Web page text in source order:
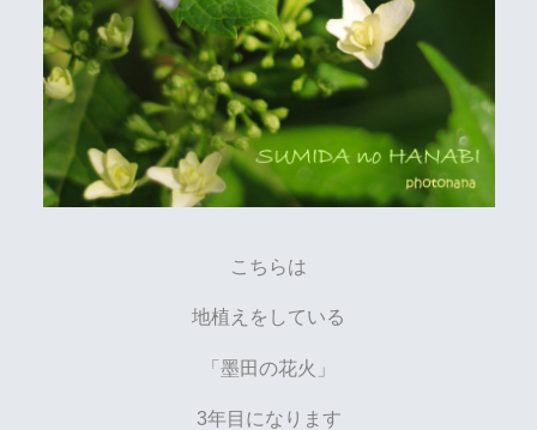
こちらは
地植えをしている
「墨田の花火」
3年目になります